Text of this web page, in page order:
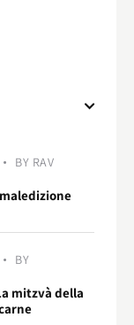
BY RAV
BY
mitzvà della